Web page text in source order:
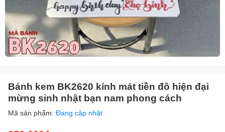
Bánh kem BK2620 kính mát tiền đô hiện đại
mừng sinh nhật bạn nam phong cách
Mã sản phẩm: Đang cập nhật